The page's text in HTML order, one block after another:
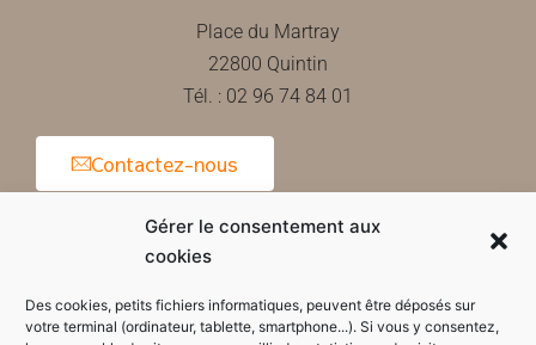
Gérer le consentement aux
cookies
Des cookies, petits fichiers informatiques, peuvent être déposés sur
votre terminal (ordinateur, tablette, smartphone...). Si vous y consentez,
Place du Martray
22800 Quintin
Tél. : 02 96 74 84 01
Contactez-nous
Horaires d'ouverture de la mairie